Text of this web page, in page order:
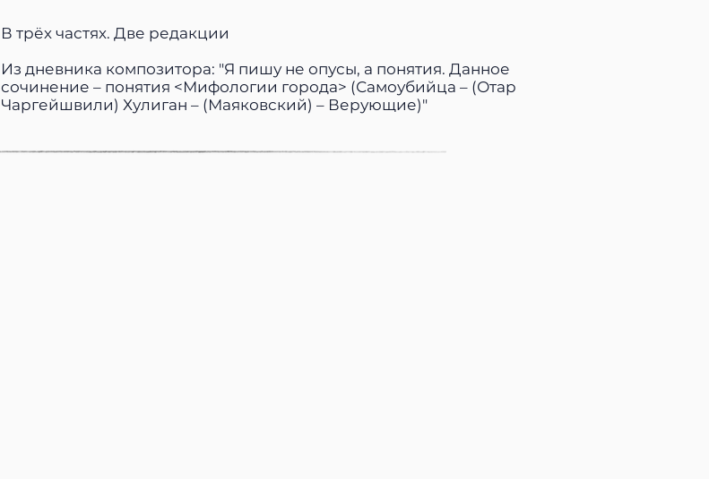
В трёх частях. Две редакции
Из дневника композитора: "Я пишу не опусы, а понятия. Данное
сочинение – понятия <Мифологии города> (Самоубийца – (Отар
Чаргейшвили) Хулиган – (Маяковский) – Верующие)"